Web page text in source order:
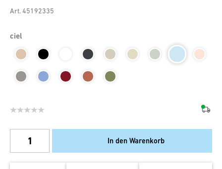
Art. 45192335
ciel
In den Warenkorb